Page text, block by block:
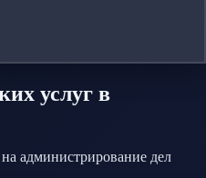
услуг в
администрирование дел